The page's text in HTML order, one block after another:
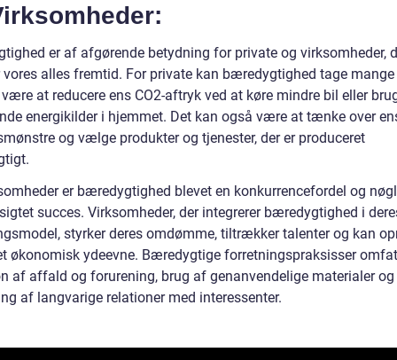
er af afgørende betydning for private og virksomheder,
vores alles fremtid. For private kan bæredygtighed tage
at reducere ens CO2-aftryk ved at køre mindre bil eller
energikilder i hjemmet. Det kan også være at tænke over
og vælge produkter og tjenester, der er produceret
er bæredygtighed blevet en konkurrencefordel og
succes. Virksomheder, der integrerer bæredygtighed i
styrker deres omdømme, tiltrækker talenter og kan
økonomisk ydeevne. Bæredygtige forretningspraksisser
af affald og forurening, brug af genanvendelige materialer og
af langvarige relationer med interessenter.